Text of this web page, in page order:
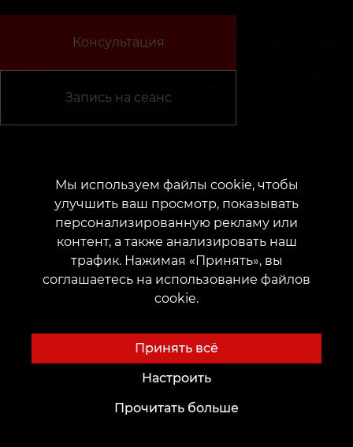
г. Хмельницкий
Консультация
Запись на сеанс
+380952011108
Мы используем файлы cookie, чтобы
улучшить ваш просмотр, показывать
персонализированную рекламу или
контент, а также анализировать наш
трафик. Нажимая «Принять», вы
соглашаетесь на использование файлов
cookie.
Принять всё
Настроить
Прочитать больше